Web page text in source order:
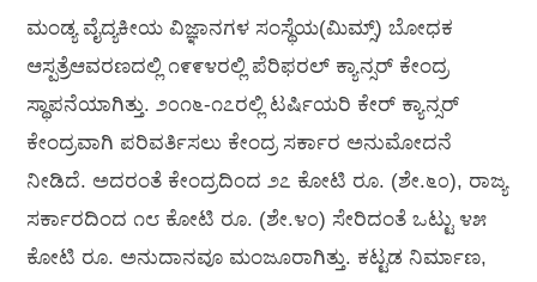
ಮಂಡ್ಯ ವೈದ್ಯಕೀಯ ವಿಜ್ಞಾನಗಳ ಸಂಸ್ಥೆಯ(ಮಿಮ್ಸ್) ಬೋಧಕ
ಆಸ್ಪತ್ರೆಆವರಣದಲ್ಲಿ ೧೯೯೪ರಲ್ಲಿ ಪೆರಿಫರಲ್ ಕ್ಯಾನ್ಸರ್ ಕೇಂದ್ರ
ಸ್ಥಾಪನೆಯಾಗಿತ್ತು. ೨೦೧೬-೧೭ರಲ್ಲಿ ಟರ್ಷಿಯರಿ ಕೇರ್ ಕ್ಯಾನ್ಸರ್
ಕೇಂದ್ರವಾಗಿ ಪರಿವರ್ತಿಸಲು ಕೇಂದ್ರ ಸರ್ಕಾರ ಅನುಮೋದನೆ
ನೀಡಿದೆ. ಅದರಂತೆ ಕೇಂದ್ರದಿಂದ ೨೭ ಕೋಟಿ ರೂ. (ಶೇ.೬೦), ರಾಜ್ಯ
ಸರ್ಕಾರದಿಂದ ೧೮ ಕೋಟಿ ರೂ. (ಶೇ.೪೦) ಸೇರಿದಂತೆ ಒಟ್ಟು ೪೫
ಕೋಟಿ ರೂ. ಅನುದಾನವೂ ಮಂಜೂರಾಗಿತ್ತು. ಕಟ್ಟಡ ನಿರ್ಮಾಣ,